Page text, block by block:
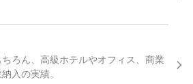
ろん、高級ホテルやオフィス、商業
入の実績。